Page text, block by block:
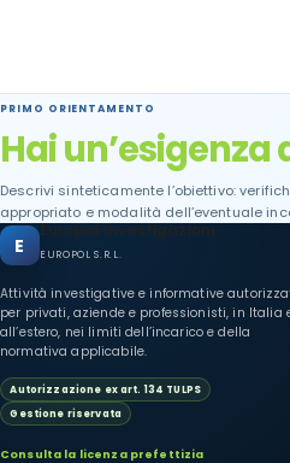
PRIMO ORIENTAMENTO
Hai
Descrivi sinteticamente l’obiettivo:
appropriato e modalità dell’eventuale
E
Europol Investigazioni
EUROPOL S.R.L.
Attività investigative e informative
per privati, aziende e professionisti, in Italia
all’estero, nei limiti dell’incarico e della
normativa applicabile.
Autorizzazione ex art. 134 TULPS
Gestione riservata
Consulta la licenza prefettizia